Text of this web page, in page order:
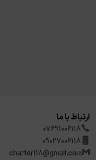
ارتباط با ما
07691006118
09027006118
charter118@gmail.com